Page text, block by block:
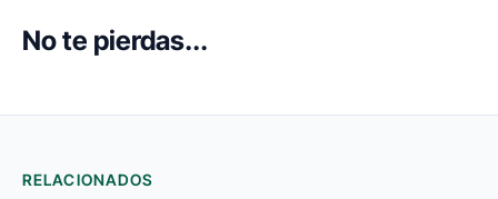
No te pierdas...
RELACIONADOS